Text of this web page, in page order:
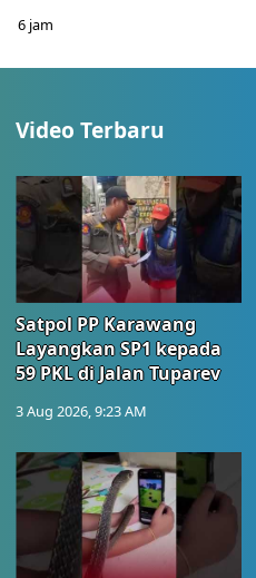
6 jam
Video Terbaru
Satpol PP Karawang
Layangkan SP1 kepada
59 PKL di Jalan Tuparev
3 Aug 2026, 9:23 AM